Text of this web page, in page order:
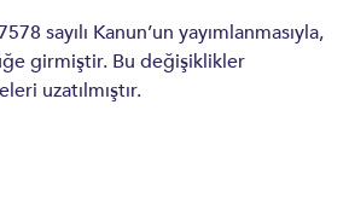
sayılı Kanun’un yayımlanmasıyla,
girmiştir. Bu değişiklikler
uzatılmıştır.